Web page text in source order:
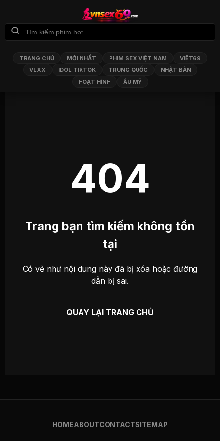
TRANG CHỦ MỚI NHẤT PHIM SEX VIỆT NAM
VIỆT69
VLXX
IDOL TIKTOK TRUNG QUỐC
NHẬT BẢN
HOẠT HÌNH
ÂU MỸ
404
Trang bạn tìm kiếm không tồn
tại
Có vẻ như nội dung này đã bị xóa hoặc đường
dẫn bị sai.
QUAY LẠI TRANG CHỦ
HOMEABOUTCONTACTSITEMAP